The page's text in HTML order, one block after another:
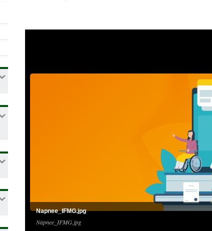
Napnee_IFMG.jpg
Napnee_IFMG.jpg